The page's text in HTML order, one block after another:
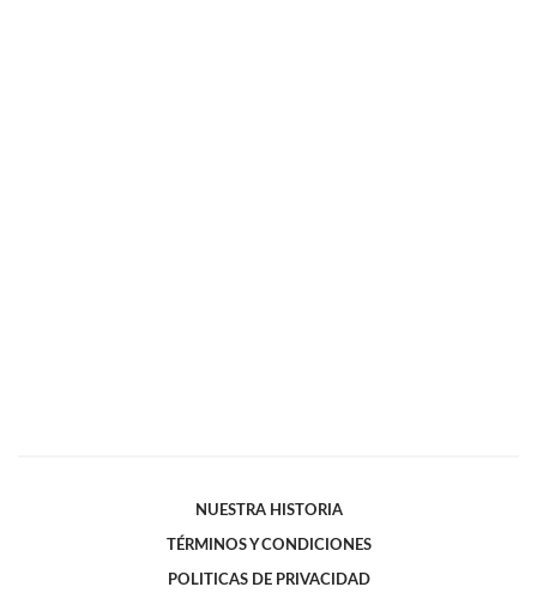
NUESTRA HISTORIA
TÉRMINOS Y CONDICIONES
POLITICAS DE PRIVACIDAD